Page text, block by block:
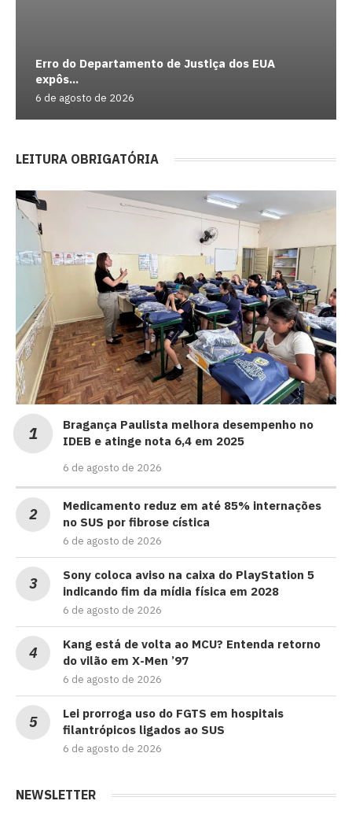
Erro do Departamento de Justiça dos EUA
expôs...
6 de agosto de 2026
LEITURA OBRIGATÓRIA
Bragança Paulista melhora desempenho no
IDEB e atinge nota 6,4 em 2025
6 de agosto de 2026
Medicamento reduz em até 85% internações
no SUS por fibrose cística
6 de agosto de 2026
Sony coloca aviso na caixa do PlayStation 5
indicando fim da mídia física em 2028
6 de agosto de 2026
Kang está de volta ao MCU? Entenda retorno
do vilão em X-Men ’97
6 de agosto de 2026
Lei prorroga uso do FGTS em hospitais
filantrópicos ligados ao SUS
6 de agosto de 2026
NEWSLETTER